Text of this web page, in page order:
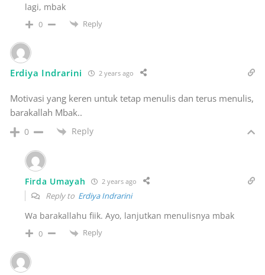
lagi, mbak
0 Reply
Erdiya Indrarini 2 years ago
Motivasi yang keren untuk tetap menulis dan terus menulis,
barakallah Mbak..
0 Reply
Firda Umayah 2 years ago
Reply to Erdiya Indrarini
Wa barakallahu fiik. Ayo, lanjutkan menulisnya mbak
0 Reply